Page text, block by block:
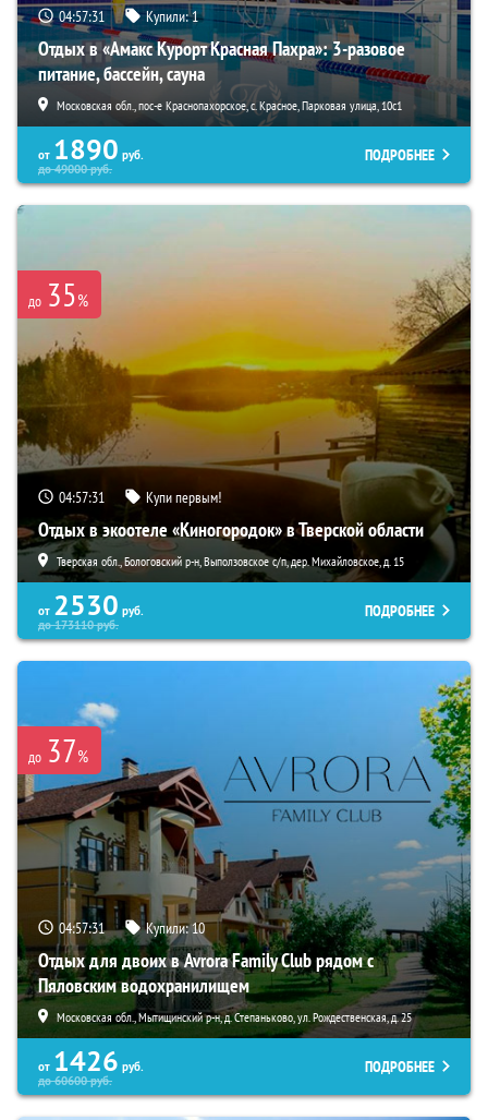
04:57:30 Купили:1
Отдых в «Амакс Курорт ‎Красная Пахра»: 3-разовое
питание, бассейн, сауна
Московская обл., пос-е Краснопахорское, с. Красное, Парковая улица, 10с1
от 1890 руб.
до49000руб.
ПОДРОБНЕЕ
до 35%
04:57:30 Купи первым!
Отдых в экоотеле «Киногородок» в Тверской области
Тверская обл., Бологовский р-н, Выползовское с/п, дер. Михайловское, д. 15
от 2530 руб.
до173110руб.
ПОДРОБНЕЕ
до 37%
04:57:30 Купили:10
Отдых для двоих в Avrora Family Club рядом с
Пяловским водохранилищем
Московская обл., Мытищинский р-н, д. Степаньково, ул. Рождественская, д. 25
от 1426 руб.
до60600руб.
ПОДРОБНЕЕ